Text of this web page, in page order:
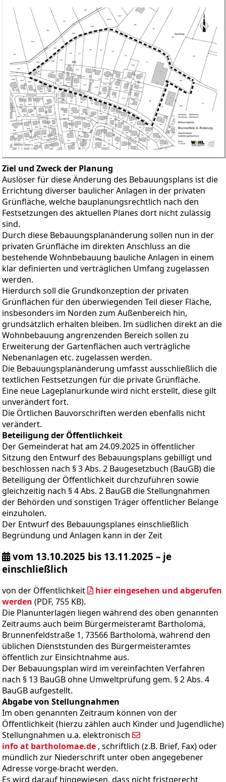
Ziel und Zweck der Planung
Auslöser für diese Änderung des Bebauungsplans ist die
Errichtung diverser baulicher Anlagen in der privaten
Grünfläche, welche bauplanungsrechtlich nach den
Festsetzungen des aktuellen Planes dort nicht zulässig
sind.
Durch diese Bebauungsplanänderung sollen nun in der
privaten Grünfläche im direkten Anschluss an die
bestehende Wohnbebauung bauliche Anlagen in einem
klar definierten und verträglichen Umfang zugelassen
werden.
Hierdurch soll die Grundkonzeption der privaten
Grünflächen für den überwiegenden Teil dieser Fläche,
insbesonders im Norden zum Außenbereich hin,
grundsätzlich erhalten bleiben. Im südlichen direkt an die
Wohnbebauung angrenzenden Bereich sollen zu
Erweiterung der Gartenflächen auch verträgliche
Nebenanlagen etc. zugelassen werden.
Die Bebauungsplanänderung umfasst ausschließlich die
textlichen Festsetzungen für die private Grünfläche.
Eine neue Lageplanurkunde wird nicht erstellt, diese gilt
unverändert fort.
Die Örtlichen Bauvorschriften werden ebenfalls nicht
verändert.
Beteiligung der Öffentlichkeit
Der Gemeinderat hat am 24.09.2025 in öffentlicher
Sitzung den Entwurf des Bebauungsplans gebilligt und
beschlossen nach § 3 Abs. 2 Baugesetzbuch (BauGB) die
Beteiligung der Öffentlichkeit durchzuführen sowie
gleichzeitig nach § 4 Abs. 2 BauGB die Stellungnahmen
der Behörden und sonstigen Träger öffentlicher Belange
einzuholen.
Der Entwurf des Bebauungsplanes einschließlich
Begründung und Anlagen kann in der Zeit
vom 13.10.2025 bis 13.11.2025 – je
einschließlich
von der Öffentlichkeit
hier eingesehen und abgerufen
werden (PDF, 755 KB).
Die Planunterlagen liegen während des oben genannten
Zeitraums auch beim Bürgermeisteramt Bartholomä,
Brunnenfeldstraße 1, 73566 Bartholomä, während den
üblichen Dienststunden des Bürgermeisteramtes
öffentlich zur Einsichtnahme aus.
Der Bebauungsplan wird im vereinfachten Verfahren
nach § 13 BauGB ohne Umweltprüfung gem. § 2 Abs. 4
BauGB aufgestellt.
Abgabe von Stellungnahmen
Im oben genannten Zeitraum können von der
Öffentlichkeit (hierzu zählen auch Kinder und Jugendliche)
Stellungnahmen u.a. elektronisch
info at bartholomae.de , schriftlich (z.B. Brief, Fax) oder
mündlich zur Niederschrift unter oben angegebener
Adresse vorge-bracht werden.
Es wird darauf hingewiesen, dass nicht fristgerecht